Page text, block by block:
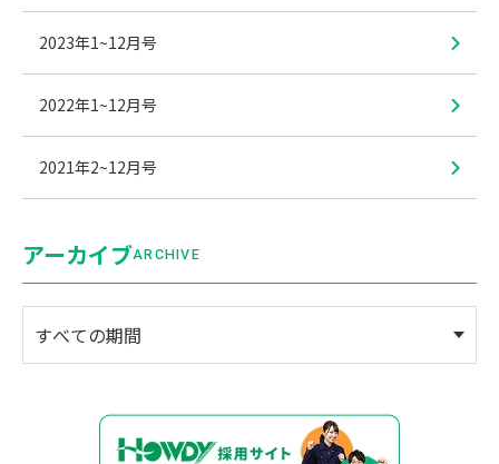
2023年1~12月号
2022年1~12月号
2021年2~12月号
アーカイブARCHIVE